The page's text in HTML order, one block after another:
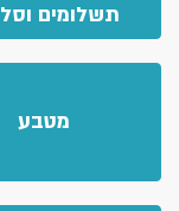
תשלומים
מטבע